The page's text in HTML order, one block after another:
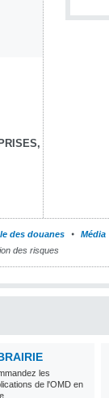
des douanes
Média
des risques
les
de l'OMD en